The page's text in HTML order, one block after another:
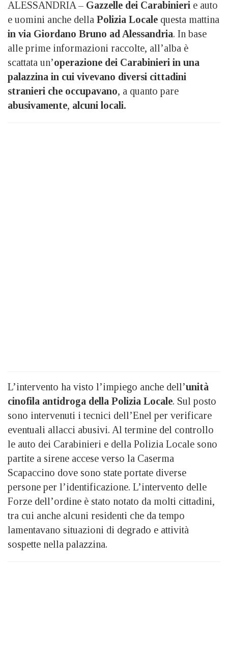
ALESSANDRIA – Gazzelle dei Carabinieri e auto
e uomini anche della Polizia Locale questa mattina
in via Giordano Bruno ad Alessandria. In base
alle prime informazioni raccolte, all’alba è
scattata un’operazione dei Carabinieri in una
palazzina in cui vivevano diversi cittadini
stranieri che occupavano, a quanto pare
abusivamente, alcuni locali.
L’intervento ha visto l’impiego anche dell’unità
cinofila antidroga della Polizia Locale. Sul posto
sono intervenuti i tecnici dell’Enel per verificare
eventuali allacci abusivi. Al termine del controllo
le auto dei Carabinieri e della Polizia Locale sono
partite a sirene accese verso la Caserma
Scapaccino dove sono state portate diverse
persone per l’identificazione. L’intervento delle
Forze dell’ordine è stato notato da molti cittadini,
tra cui anche alcuni residenti che da tempo
lamentavano situazioni di degrado e attività
sospette nella palazzina.